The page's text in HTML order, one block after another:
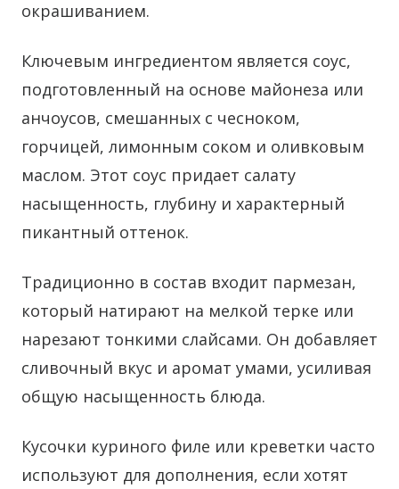
окрашиванием.
Ключевым ингредиентом является соус,
подготовленный на основе майонеза или
анчоусов, смешанных с чесноком,
горчицей, лимонным соком и оливковым
маслом. Этот соус придает салату
насыщенность, глубину и характерный
пикантный оттенок.
Традиционно в состав входит пармезан,
который натирают на мелкой терке или
нарезают тонкими слайсами. Он добавляет
сливочный вкус и аромат умами, усиливая
общую насыщенность блюда.
Кусочки куриного филе или креветки часто
используют для дополнения, если хотят